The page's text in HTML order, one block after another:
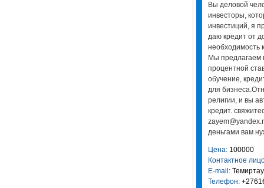
Вы деловой
инвесторы,
инвестиций, я
даю кредит от
необходимость
Мы предлагаем
процентной
обучение,
для
религии, и вы
кредит.
деньгами вам
Цена:100000
Контактное
E-mail:Темиртау
Телефон: